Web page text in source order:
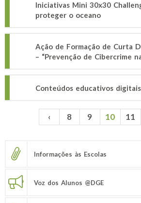
Iniciativas Mini 30x30
proteger o oceano
Ação de Formação de Curta
– “Prevenção de Cibercrime
Conteúdos educativos
Páginas ‹ 8 9 10 11
Informações às Escolas
Voz dos Alunos @DGE